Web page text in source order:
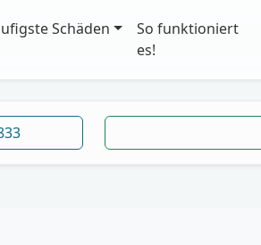
Schäden
So funktioniert
es!